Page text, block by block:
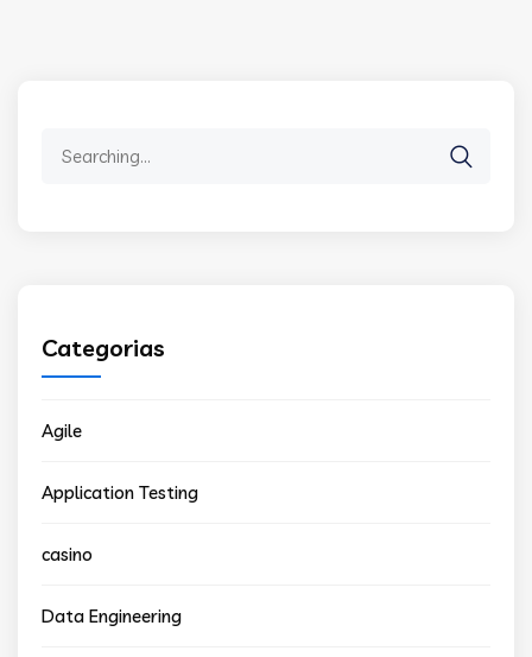
Categorias
Agile
Application Testing
casino
Data Engineering